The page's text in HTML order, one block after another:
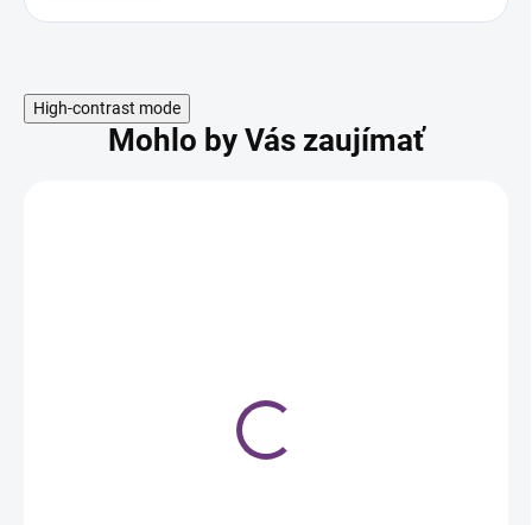
High-contrast mode
Mohlo by Vás zaujímať
Jednorazové nitrilové
rukavice nepúdrované,